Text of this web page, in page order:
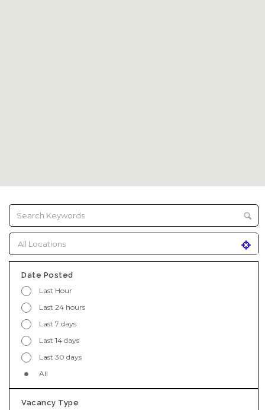
Date Posted
Last Hour
Last 24 hours
Last 7 days
Last 14 days
Last 30 days
All
Vacancy Type